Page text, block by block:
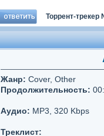
Торрент-трекер
Жанр: Cover, Other
Продолжительность:
Аудио: MP3, 320 Kbps
Треклист: